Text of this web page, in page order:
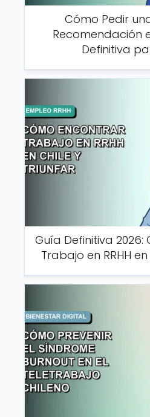
Cómo Pedir
Recomendación
Definitiva
Guía Definitiva
Trabajo en RRHH